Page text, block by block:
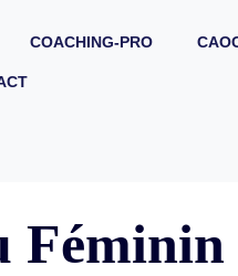
COACHING-PRO